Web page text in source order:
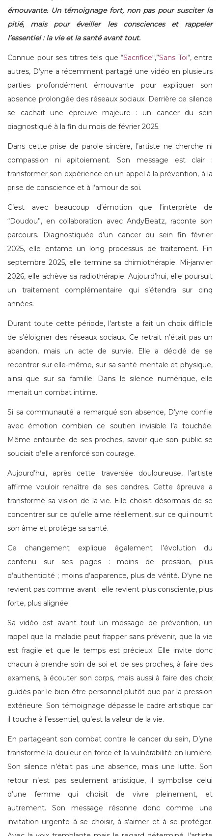
émouvante. Un témoignage fort, non pas pour susciter la
pitié, mais pour éveiller les consciences et rappeler
l’essentiel : la vie et la santé avant tout.
Connue pour ses titres tels que “Sacrifice“,”Sans Toi“, entre
autres, D’yne a récemment partagé une vidéo en plusieurs
parties profondément émouvante pour expliquer son
absence prolongée des réseaux sociaux. Derrière ce silence
se cachait une épreuve majeure : un cancer du sein
diagnostiqué à la fin du mois de février 2025.
Dans cette prise de parole sincère, l’artiste ne cherche ni
compassion ni apitoiement. Son message est clair :
transformer son expérience en un appel à la prévention, à la
prise de conscience et à l’amour de soi.
C’est avec beaucoup d’émotion que l’interprète de
“Doudou”, en collaboration avec AndyBeatz, raconte son
parcours. Diagnostiquée d’un cancer du sein fin février
2025, elle entame un long processus de traitement. Fin
septembre 2025, elle termine sa chimiothérapie. Mi-janvier
2026, elle achève sa radiothérapie. Aujourd’hui, elle poursuit
un traitement complémentaire qui s’étendra sur cinq
années.
Durant toute cette période, l’artiste a fait un choix difficile
de s’éloigner des réseaux sociaux. Ce retrait n’était pas un
abandon, mais un acte de survie. Elle a décidé de se
recentrer sur elle-même, sur sa santé mentale et physique,
ainsi que sur sa famille. Dans le silence numérique, elle
menait un combat intime.
Si sa communauté a remarqué son absence, D’yne confie
avec émotion combien ce soutien invisible l’a touchée.
Même entourée de ses proches, savoir que son public se
souciait d’elle a renforcé son courage.
Aujourd’hui, après cette traversée douloureuse, l’artiste
affirme vouloir renaître de ses cendres. Cette épreuve a
transformé sa vision de la vie. Elle choisit désormais de se
concentrer sur ce qu’elle aime réellement, sur ce qui nourrit
son âme et protège sa santé.
Ce changement explique également l’évolution du
contenu sur ses pages : moins de pression, plus
d’authenticité ; moins d’apparence, plus de vérité. D’yne ne
revient pas comme avant : elle revient plus consciente, plus
forte, plus alignée.
Sa vidéo est avant tout un message de prévention, un
rappel que la maladie peut frapper sans prévenir, que la vie
est fragile et que le temps est précieux. Elle invite donc
chacun à prendre soin de soi et de ses proches, à faire des
examens, à écouter son corps, mais aussi à faire des choix
guidés par le bien-être personnel plutôt que par la pression
extérieure. Son témoignage dépasse le cadre artistique car
il touche à l’essentiel, qu’est la valeur de la vie.
En partageant son combat contre le cancer du sein, D’yne
transforme la douleur en force et la vulnérabilité en lumière.
Son silence n’était pas une absence, mais une lutte. Son
retour n’est pas seulement artistique, il symbolise celui
d’une femme qui choisit de vivre pleinement, et
autrement. Son message résonne donc comme une
invitation urgente à se choisir, à s’aimer et à se protéger.